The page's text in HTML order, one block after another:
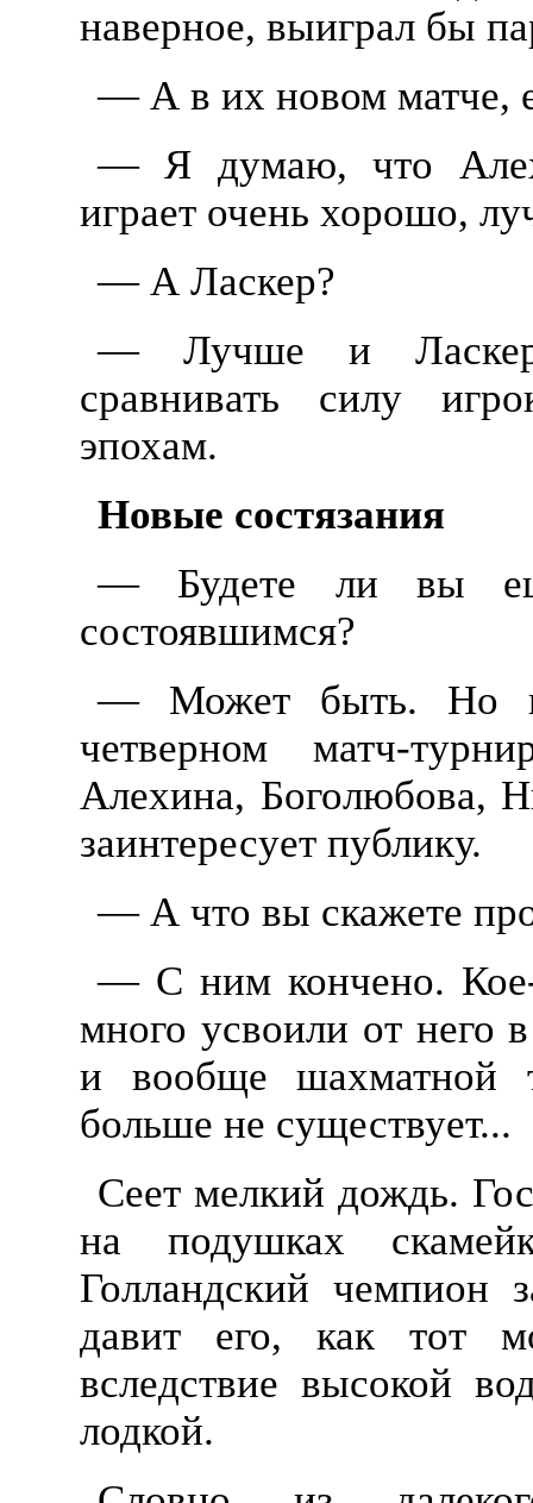
наверное, выиграл бы
— А в их новом матче,
— Я думаю, что
играет очень хорошо,
— А Ласкер?
— Лучше и
сравнивать силу
эпохам.
Новые состязания
— Будете ли вы
состоявшимся?
— Может быть. Но
четверном матч-
Алехина, Боголюбова,
заинтересует публику.
— А что вы скажете
— С ним кончено.
много усвоили от него
и вообще шахматной
больше не существует...
Сеет мелкий дождь.
на подушках
Голландский чемпион
давит его, как тот
вследствие высокой
лодкой.